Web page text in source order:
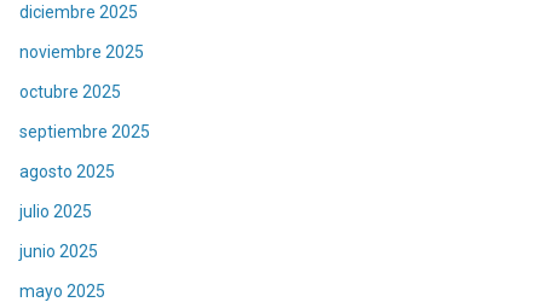
diciembre 2025
noviembre 2025
octubre 2025
septiembre 2025
agosto 2025
julio 2025
junio 2025
mayo 2025